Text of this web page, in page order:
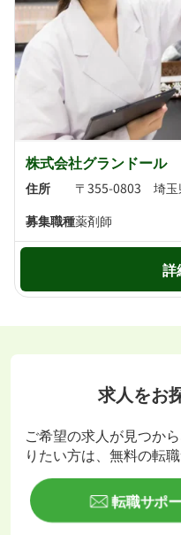
株式会社グランドール
住所
〒355-0803 埼玉
募集職種薬剤師
詳
求人をお
ご希望の求人が見つか
りたい方は、無料の転
転職サポ